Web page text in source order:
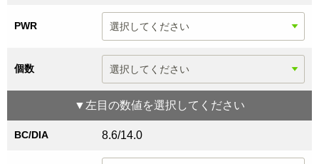
PWR
個数
▼ 左目 の数値を選択してください
BC/DIA 8.6/14.0